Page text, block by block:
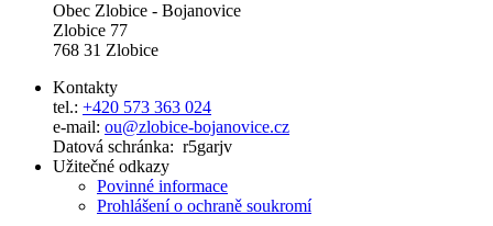
Obec Zlobice - Bojanovice
Zlobice 77
768 31 Zlobice
Kontakty
tel.: +420 573 363 024
e-mail: ou@zlobice-bojanovice.cz
Datová schránka: r5garjv
Užitečné odkazy
Povinné informace
Prohlášení o ochraně soukromí